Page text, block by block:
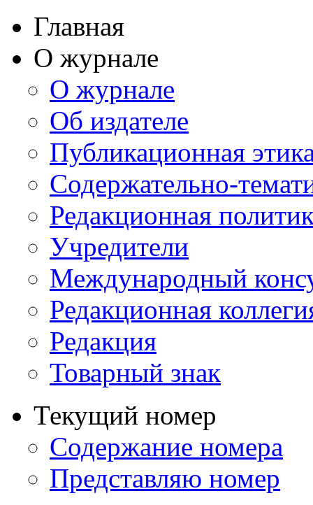
Главная
О журнале
О журнале
Об издателе
Публикационная
Содержательно-
Редакционная
Учредители
Международный
Редакционная
Редакция
Товарный знак
Текущий номер
Содержание номера
Представляю номер